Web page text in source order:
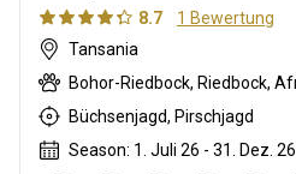
8.7
1 Bewertung
Tansania
Büchsenjagd, Pirschjagd
Season: 1. Juli 26 - 31. Dez. 26